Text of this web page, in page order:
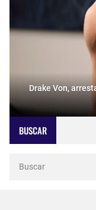
Drake Von,
BUSCAR